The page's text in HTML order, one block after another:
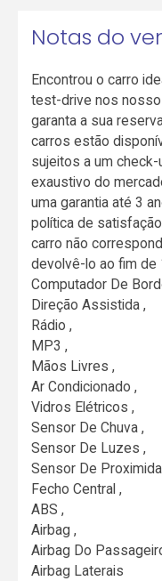
Notas do
Encontrou o carro
test-drive nos
garanta a sua
carros estão
sujeitos a um
exaustivo do
uma garantia até 3
política de
carro não
devolvê-lo ao fim de
Computador De
Direção Assistida ,
Rádio ,
MP3 ,
Mãos Livres ,
Ar Condicionado ,
Vidros Elétricos ,
Sensor De Chuva ,
Sensor De Luzes ,
Sensor De
Fecho Central ,
ABS ,
Airbag ,
Airbag Do
Airbag Laterais